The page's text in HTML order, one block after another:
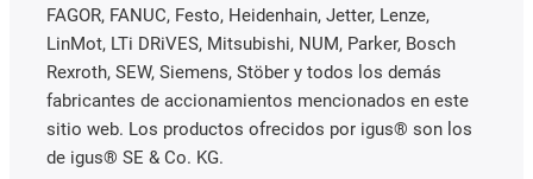
FAGOR, FANUC, Festo, Heidenhain, Jetter, Lenze,
LinMot, LTi DRiVES, Mitsubishi, NUM, Parker, Bosch
Rexroth, SEW, Siemens, Stöber y todos los demás
fabricantes de accionamientos mencionados en este
sitio web. Los productos ofrecidos por igus® son los
de igus® SE & Co. KG.